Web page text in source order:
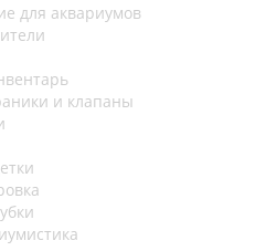
для аквариумов
и клапаны